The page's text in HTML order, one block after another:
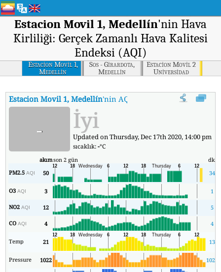
Estacion Movil 1, Medellín'nin Hava
Kirliliği: Gerçek Zamanlı Hava Kalitesi
Endeksi (AQI)
Estacion Movil 1,
Medellin
Sos - Girardota,
Medellin
Estacion Movil 2
Universidad
Nacional De
Medellin
Estacion Movil 1, Medellín'nin AQI'si Estacion Movil 1,
- İyi
Updated on Thursday, Dec 17th 2020, 14:00 pm
sıcaklık:-°C
akımson 2 gün dk.
PM2.5AQI 50 34
O3AQI 3 1
NO2AQI 12 5
COAQI 4 4
Temp 21 13
Pressure 1022 1021